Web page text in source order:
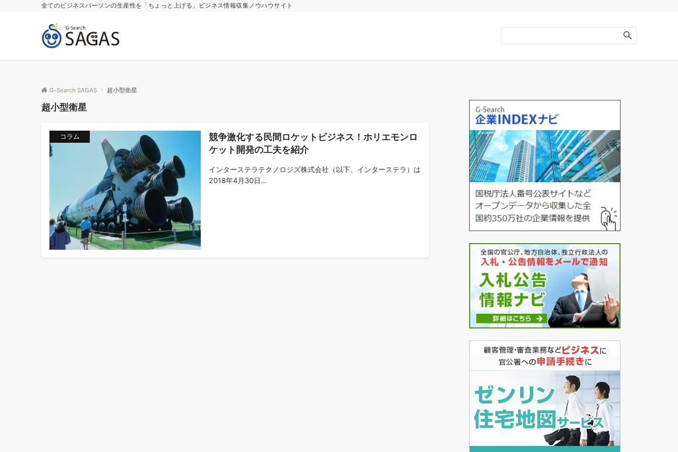
全てのビジネスパーソンの生産性を「ちょっと上げる」ビジネス情報収集ノウハウサイト
G-Search SAGAS 超小型衛星
超小型衛星
コラム
競争激化する民間ロケットビジネス！ホリエモンロ
ケット開発の工夫を紹介
インターステラテクノロジズ株式会社（以下、インターステラ）は
2018年4月30日...